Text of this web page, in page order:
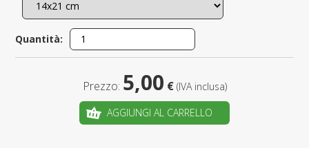
Quantità:
Prezzo: 5,00 € (IVA inclusa)
AGGIUNGI AL CARRELLO